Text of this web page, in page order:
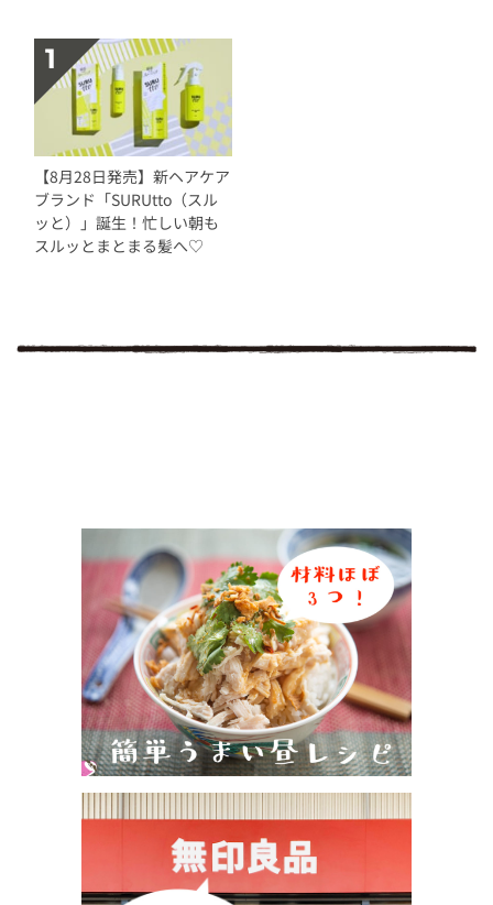
【8月28日発売】新ヘアケア
ブランド「SURUtto（スル
ッと）」誕生！忙しい朝も
スルッとまとまる髪へ♡